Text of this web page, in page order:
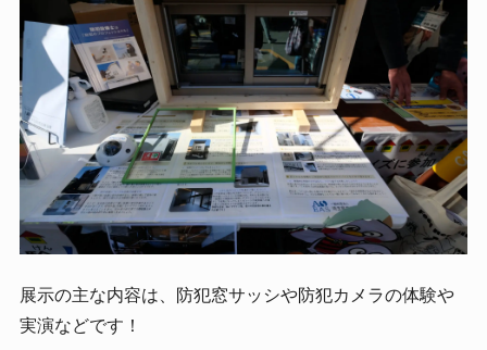
展示の主な内容は、防犯窓サッシや防犯カメラの体験や
実演などです！